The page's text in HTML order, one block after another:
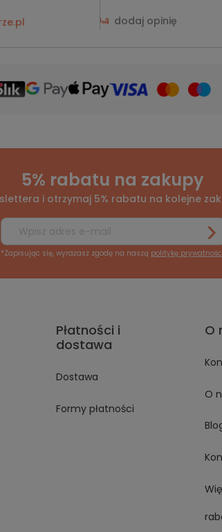
dodaj opinię
5% rabatu na zakupy
i otrzymaj 5% rabatu na kolejne
*Zapisując się, wyrażasz zgodę na naszą politykę
Płatności i
dostawa
Dostawa
Formy płatności
O
O